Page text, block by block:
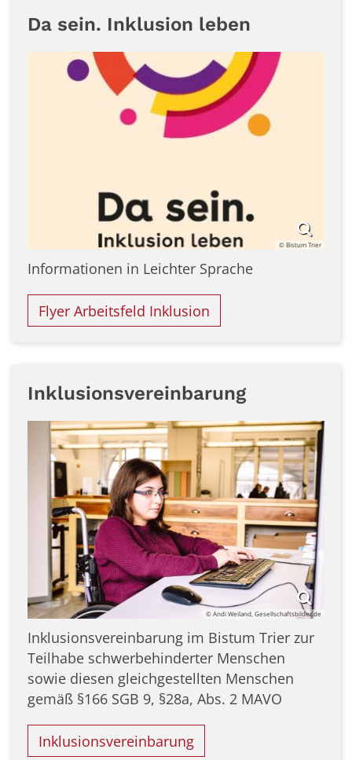
Da sein. Inklusion leben
© Bistum Trier
Informationen in Leichter Sprache
Flyer Arbeitsfeld Inklusion
Inklusionsvereinbarung
© Andi Weiland, Gesellschaftsbilder.de
Inklusionsvereinbarung im Bistum Trier zur
Teilhabe schwerbehinderter Menschen
sowie diesen gleichgestellten Menschen
gemäß §166 SGB 9, §28a, Abs. 2 MAVO
Inklusionsvereinbarung